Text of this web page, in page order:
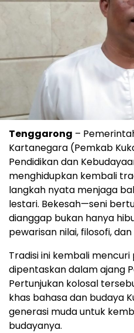
Tenggarong –
Kartanegara (Pemkab
Pendidikan dan
menghidupkan kembali
langkah nyata menjaga
lestari. Bekesah—seni
dianggap bukan hanya
pewarisan nilai, filosofi,
Tradisi ini kembali
dipentaskan dalam ajang
Pertunjukan kolosal
khas bahasa dan budaya
generasi muda untuk
budayanya.